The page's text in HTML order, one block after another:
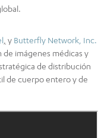
y Butterfly Network, Inc.
de imágenes médicas y
de distribución
de cuerpo entero y de